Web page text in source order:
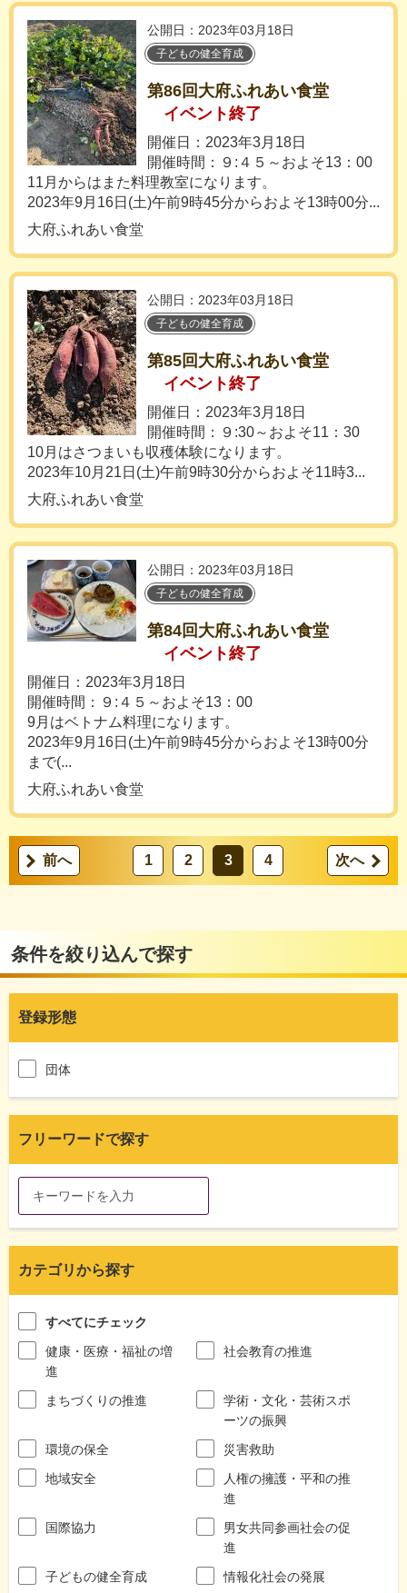
公開日：2023年03月18日
子どもの健全育成
第86回大府ふれあい食堂
イベント終了
開催日：2023年3月18日
開催時間：９:４５～およそ13：00
11月からはまた料理教室になります。
2023年9月16日(土)午前9時45分からおよそ13時00分...
大府ふれあい食堂
公開日：2023年03月18日
子どもの健全育成
第85回大府ふれあい食堂
イベント終了
開催日：2023年3月18日
開催時間：９:30～およそ11：30
10月はさつまいも収穫体験になります。
2023年10月21日(土)午前9時30分からおよそ11時3...
大府ふれあい食堂
公開日：2023年03月18日
子どもの健全育成
第84回大府ふれあい食堂
イベント終了
開催日：2023年3月18日
開催時間：９:４５～およそ13：00
9月はベトナム料理になります。
2023年9月16日(土)午前9時45分からおよそ13時00分
まで(...
大府ふれあい食堂
前へ 1 2 3 4 次へ
条件を絞り込んで探す
登録形態
団体
フリーワードで探す
カテゴリから探す
すべてにチェック
健康・医療・福祉の増
進
社会教育の推進
まちづくりの推進
学術・文化・芸術スポ
ーツの振興
環境の保全
災害救助
地域安全
人権の擁護・平和の推
進
国際協力
男女共同参画社会の促
進
子どもの健全育成
情報化社会の発展